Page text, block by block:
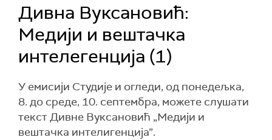
Дивна Вуксановић:
Медији и вештачка
интелегенција (1)
У емисији Студије и огледи, од понедељка,
8. до среде, 10. септембра, можете слушати
текст Дивне Вуксановић „Медији и
вештачка интелигенција”.